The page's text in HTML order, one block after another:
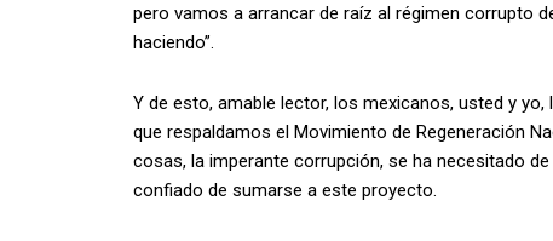
pero vamos a arrancar de raíz al régimen corrupto
haciendo”.
Y de esto, amable lector, los mexicanos, usted y
que respaldamos el Movimiento de Regeneración
cosas, la imperante corrupción, se ha necesitado
confiado de sumarse a este proyecto.